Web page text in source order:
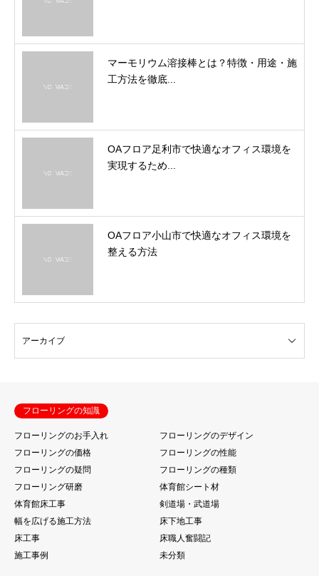
マーモリウム溶接棒とは？特徴・用途・施
工方法を徹底...
OAフロア足利市で快適なオフィス環境を
実現するため...
OAフロア小山市で快適なオフィス環境を
整える方法
フローリングの知識
フローリングのお手入れ
フローリングのデザイン
フローリングの価格
フローリングの性能
フローリングの疑問
フローリングの種類
フローリング研磨
体育館シート材
体育館床工事
剣道場・武道場
幅を広げる施工方法
床下地工事
床工事
床職人奮闘記
施工事例
未分類